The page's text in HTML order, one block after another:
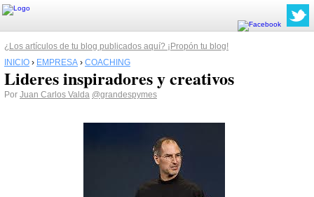
¿Los artículos de tu blog publicados aquí? ¡Propón tu blog!
INICIO › EMPRESA › COACHING
Lideres inspiradores y creativos
Por Juan Carlos Valda @grandespymes